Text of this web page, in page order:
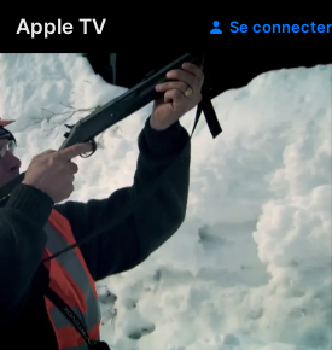
Apple TV Se connecter